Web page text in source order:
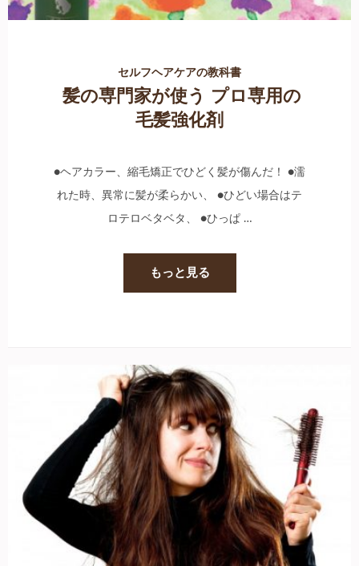
セルフヘアケアの教科書
髪の専門家が使う プロ専用の
毛髪強化剤
●ヘアカラー、縮毛矯正でひどく髪が傷んだ！ ●濡
れた時、異常に髪が柔らかい、 ●ひどい場合はテ
ロテロベタベタ、 ●ひっぱ …
もっと見る